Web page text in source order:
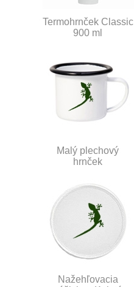
Termohrnček Classic
900 ml
Malý plechový
hrnček
Nažehľovacia